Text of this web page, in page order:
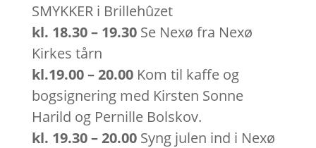
SMYKKER i Brillehûzet
kl. 18.30 – 19.30 Se Nexø fra Nexø
Kirkes tårn
kl.19.00 – 20.00Kom til kaffe og
bogsignering med Kirsten Sonne
Harild og Pernille Bolskov.
kl. 19.30 – 20.00 Syng julen ind i Nexø